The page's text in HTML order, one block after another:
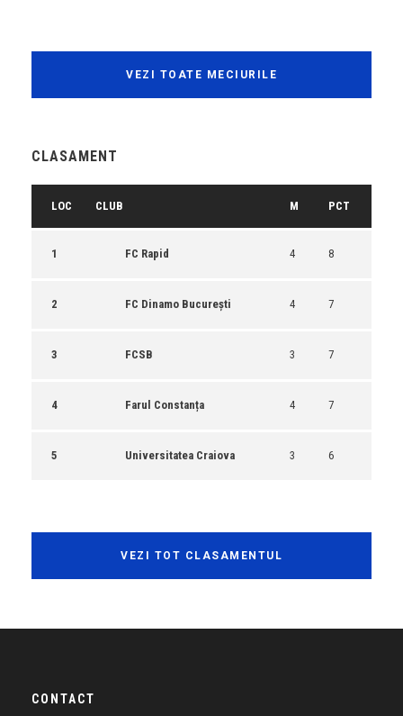
VEZI TOATE MECIURILE
CLASAMENT
LOC CLUB M PCT
1 FC Rapid 4 8
2 FC Dinamo București 4 7
3 FCSB 3 7
4 Farul Constanța 4 7
5 Universitatea Craiova 3 6
VEZI TOT CLASAMENTUL
CONTACT